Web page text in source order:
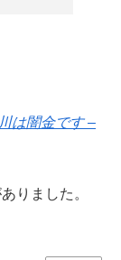
は闇金です –
りました。